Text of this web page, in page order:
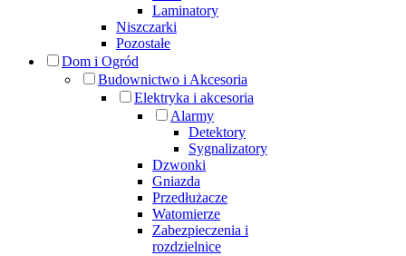
Laminatory
Niszczarki
Pozostałe
Dom i Ogród
Budownictwo i Akcesoria
Elektryka i akcesoria
Alarmy
Detektory
Sygnalizatory
Dzwonki
Gniazda
Przedłużacze
Watomierze
Zabezpieczenia i
rozdzielnice